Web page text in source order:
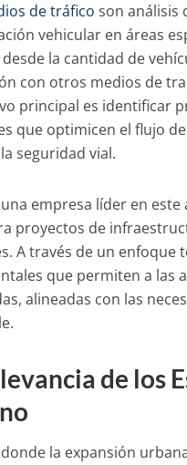
de tráfico son análisis
vehicular en áreas
la cantidad de
con otros medios de
principal es identificar
que optimicen el flujo
seguridad vial.
empresa líder en
proyectos de
A través de un
que permiten a las
alineadas con las
de los
donde la expansión